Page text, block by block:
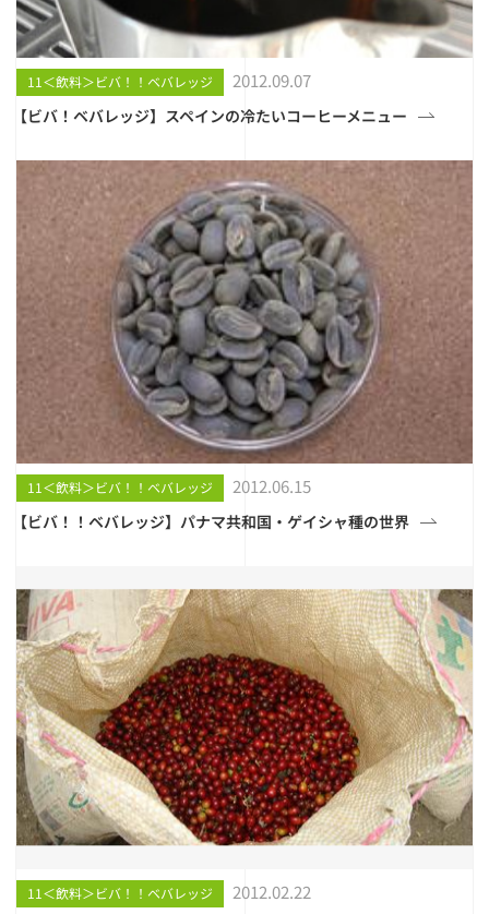
11＜飲料＞ビバ！！ベバレッジ 2012.09.07
【ビバ！ベバレッジ】スペインの冷たいコーヒーメニュー
11＜飲料＞ビバ！！ベバレッジ 2012.06.15
【ビバ！！ベバレッジ】パナマ共和国・ゲイシャ種の世界
11＜飲料＞ビバ！！ベバレッジ 2012.02.22